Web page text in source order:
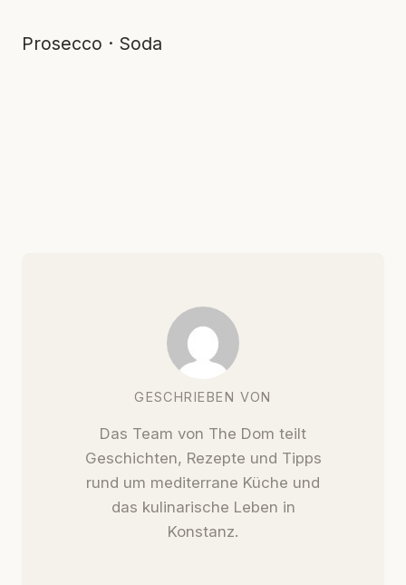
Prosecco · Soda
GESCHRIEBEN VON
Das Team von The Dom teilt
Geschichten, Rezepte und Tipps
rund um mediterrane Küche und
das kulinarische Leben in
Konstanz.